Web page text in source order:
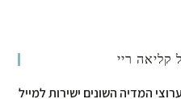
קליאה ריי
המדיה השונים ישירות למייל